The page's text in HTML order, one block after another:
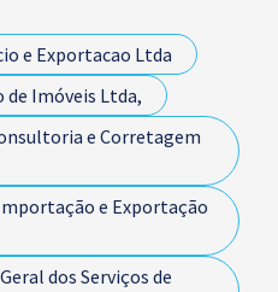
e Exportacao Ltda
Imóveis Ltda,
e Corretagem
e Exportação
dos Serviços de